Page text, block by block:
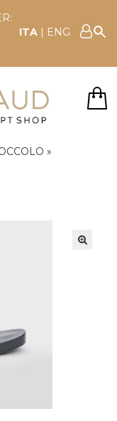
ITA | ENG
»